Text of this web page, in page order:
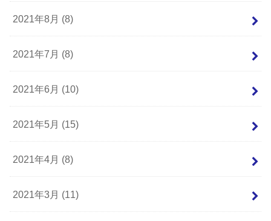
2021年8月 (8)
2021年7月 (8)
2021年6月 (10)
2021年5月 (15)
2021年4月 (8)
2021年3月 (11)